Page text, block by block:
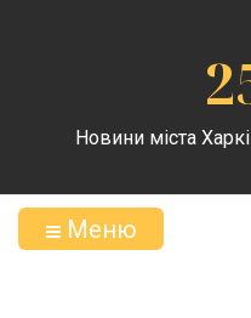
Новини міста
Меню